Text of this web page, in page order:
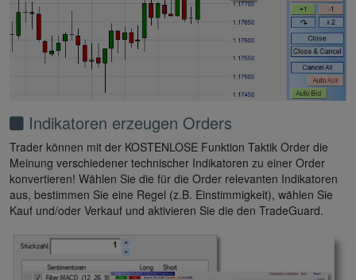
Indikatoren erzeugen Orders
Trader können mit der KOSTENLOSE Funktion Taktik Order die
Meinung verschiedener technischer Indikatoren zu einer Order
konvertieren! Wählen Sie die für die Order relevanten Indikatoren
aus, bestimmen Sie eine Regel (z.B. Einstimmigkeit), wählen Sie
Kauf und/oder Verkauf und aktivieren Sie die den TradeGuard.